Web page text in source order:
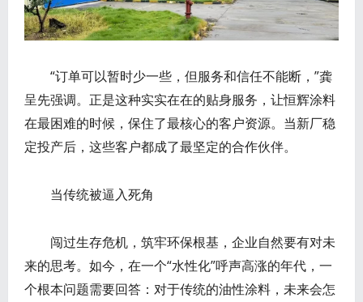
“订单可以暂时少一些，但服务和信任不能断，”龚
呈先强调。正是这种实实在在的贴身服务，让恒辉涂料
在最困难的时候，保住了最核心的客户资源。当新厂稳
定投产后，这些客户都成了最坚定的合作伙伴。
当传统被逼入死角
闯过生存危机，筑牢环保根基，企业自然要有对未
来的思考。如今，在一个“水性化”呼声高涨的年代，一
个根本问题需要回答：对于传统的油性涂料，未来会怎